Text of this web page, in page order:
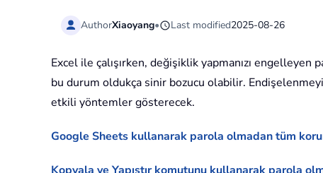
AuthorXiaoyang• Last modified2025-08-26
Excel ile çalışırken, değişiklik yapmanızı engelleyen
bu durum oldukça sinir bozucu olabilir.
etkili yöntemler gösterecek.
Google Sheets kullanarak parola olmadan tüm